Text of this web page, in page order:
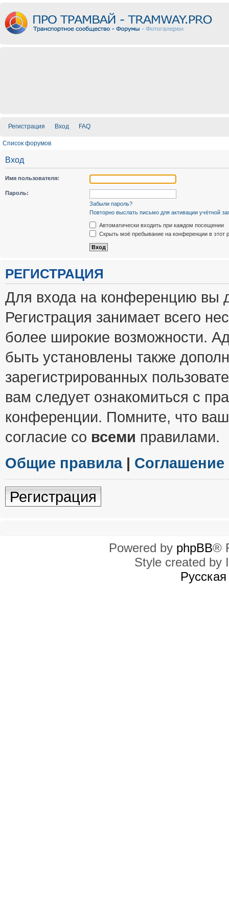
Регистрация Вход FAQ
Список форумов
Вход
Имя пользователя:
Пароль:
Забыли пароль?
Повторно выслать письмо для активации учётной
Автоматически входить при каждом посещении
Скрыть моё пребывание на конференции в этот
РЕГИСТРАЦИЯ
Для входа на конференцию вы
Регистрация занимает всего
более широкие возможности.
быть установлены также
зарегистрированных
вам следует ознакомиться с
конференции. Помните, что
согласие со всеми правилами.
Общие правила|
Регистрация
Powered by phpBB®
Style created by